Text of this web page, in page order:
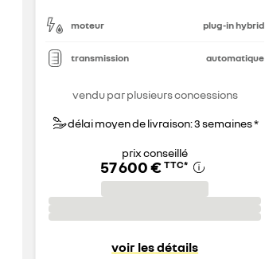
moteur plug-in hybrid
transmission automatique
vendu par plusieurs concessions
délai moyen de livraison: 3 semaines *
prix conseillé
57 600 € TTC*
voir les détails